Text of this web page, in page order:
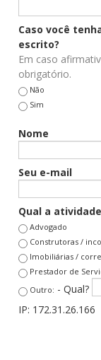
Caso você
escrito?
Em caso
obrigatório.
Não
Sim
Nome
Seu e-mail
Qual a
Advogado
Construtoras /
Imobiliárias /
Prestador de
Outro: - Qual?
IP: 172.31.26.166